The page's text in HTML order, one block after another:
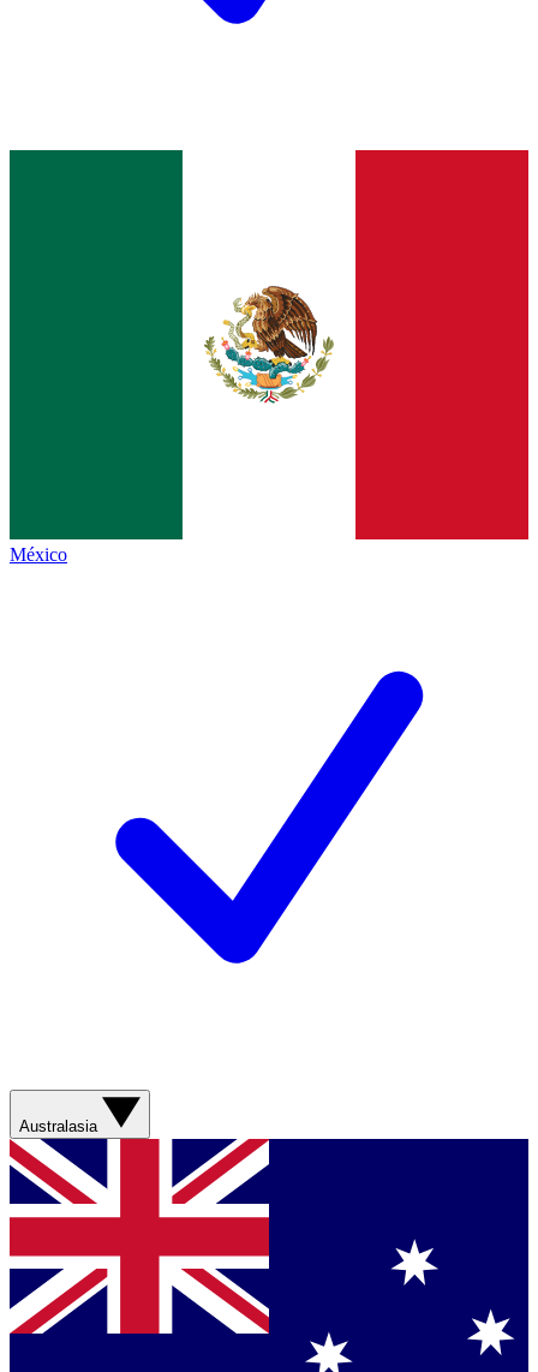
México
Australasia